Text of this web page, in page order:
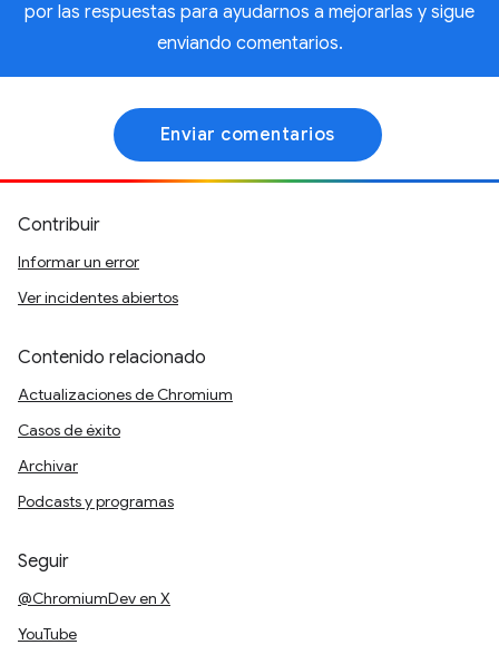
por las respuestas para ayudarnos a mejorarlas y sigue
enviando comentarios.
Enviar comentarios
Contribuir
Informar un error
Ver incidentes abiertos
Contenido relacionado
Actualizaciones de Chromium
Casos de éxito
Archivar
Podcasts y programas
Seguir
@ChromiumDev en X
YouTube